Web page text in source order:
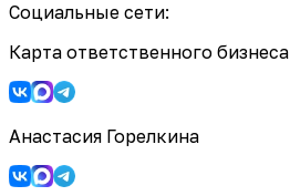
Социальные сети:
Карта ответственного бизнеса
Анастасия Горелкина